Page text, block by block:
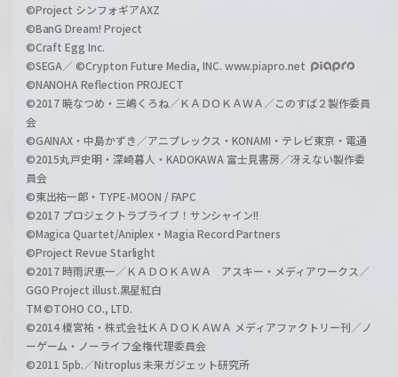
©Project シンフォギアAXZ
©BanG Dream! Project
©Craft Egg Inc.
©SEGA／ ©Crypton Future Media, INC. www.piapro.net
©NANOHA Reflection PROJECT
©2017 暁なつめ・三嶋くろね／ＫＡＤＯＫＡＷＡ／このすば２製作委員
会
©GAINAX・中島かずき／アニプレックス・KONAMI・テレビ東京・電通
©2015丸戸史明・深崎暮人・KADOKAWA 富士見書房／冴えない製作委
員会
©東出祐一郎・TYPE-MOON / FAPC
©2017 プロジェクトラブライブ！サンシャイン!!
©Magica Quartet/Aniplex・Magia Record Partners
©Project Revue Starlight
©2017 時雨沢恵一／ＫＡＤＯＫＡＷＡ アスキー・メディアワークス／
GGO Project illust.黒星紅白
TM ©TOHO CO., LTD.
©2014 榎宮祐・株式会社ＫＡＤＯＫＡＷＡ メディアファクトリー刊／ノ
ーゲーム・ノーライフ全権代理委員会
©2011 5pb.／Nitroplus 未来ガジェット研究所